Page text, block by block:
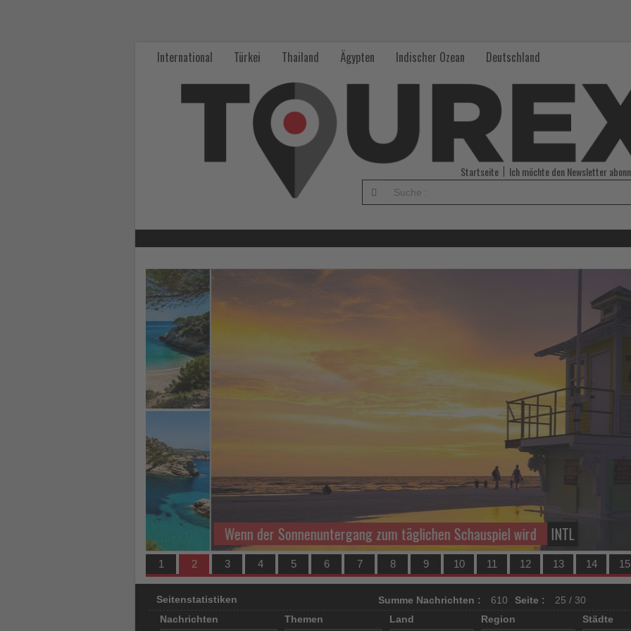
International Türkei Thailand Ägypten Indischer Ozean Deutschland
Startseite Ich möchte den Newsletter
Lesen
Sie
die
Nachrichten
Wenn der Sonnenuntergang zum täglichen Schauspiel wird INTL
1 2 3 4 5 6 7 8 9 10 11 12 13 14 15
Seitenstatistiken Summe Nachrichten : 610 Seite :
25 / 30
Nachrichten
Themen Land Region
Städte